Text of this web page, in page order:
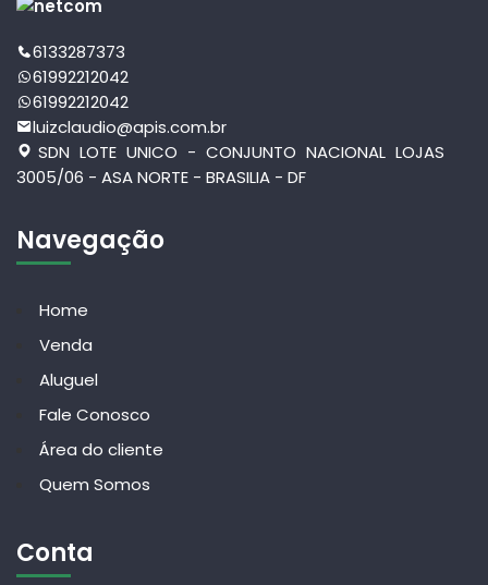
6133287373
61992212042
61992212042
luizclaudio@apis.com.br
SDN LOTE UNICO - CONJUNTO NACIONAL LOJAS
3005/06 - ASA NORTE - BRASILIA - DF
Navegação
Home
Venda
Aluguel
Fale Conosco
Área do cliente
Quem Somos
Conta